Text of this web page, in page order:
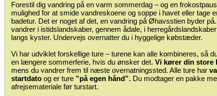
Forestil dig vandring på en varm sommerdag – og en
mulighed for at smide vandreskoene og soppe i havet eller tage
badetur. Det er noget af det, en vandring på Øhavsstien byder
vandrer i istidslandskaber, gennem ådale, i
langs kyster. Undervejs overnatter du i hyggelige købstæder.
Vi har udviklet forskellige ture – turene kan alle kombineres, så
en længere sommerferie, hvis du ønsker det. Vi kører din store
mens du vandrer frem til næste overnatningssted. Alle ture har
startdato og er ture ”på egen hånd”. Du modtager en pakke
afrejsemateriale før turstart.